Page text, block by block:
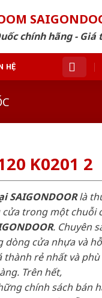
chính hãng -
HỆ
K0201 2
SAIGONDOORlà
trong một chuỗi
. Chuyên
dòng cửa nhựa và
thành rẻ nhất và
Trên hết,
chính sách bán